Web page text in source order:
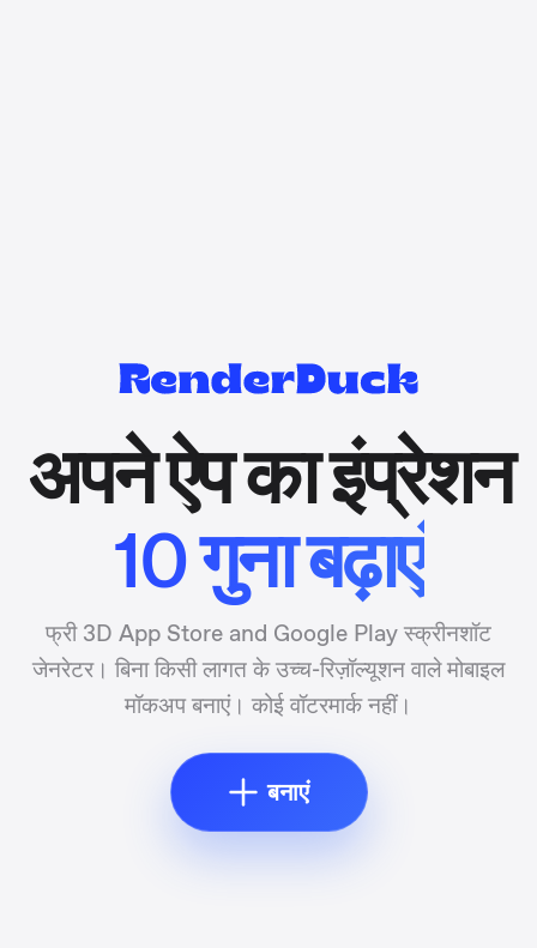
अपने ऐप का इंप्रेशन
10 गुना बढ़ाएं
फ्री 3D App Store and Google Play स्क्रीनशॉट
जेनरेटर। बिना किसी लागत के उच्च-रिज़ॉल्यूशन वाले मोबाइल
मॉकअप बनाएं। कोई वॉटरमार्क नहीं।
बनाएं